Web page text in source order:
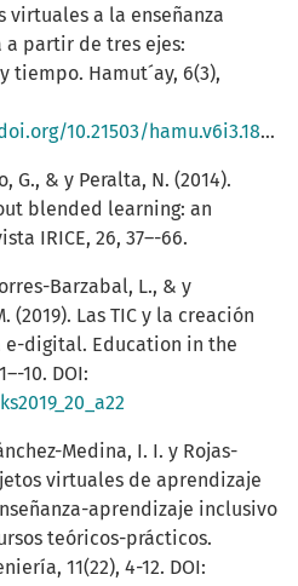
virtuales a la enseñanza
partir de tres ejes:
tiempo. Hamut´ay, 6(3),
10.21503/hamu.v6i3.1848
G., & y Peralta, N. (2014).
blended learning: an
IRICE, 26, 37–-66.
Barzabal, L., & y
(2019). Las TIC y la creación
digital. Education in the
10. DOI:
Medina, I. I. y Rojas-
virtuales de aprendizaje
aprendizaje inclusivo
teóricos-prácticos.
11(22), 4-12. DOI: